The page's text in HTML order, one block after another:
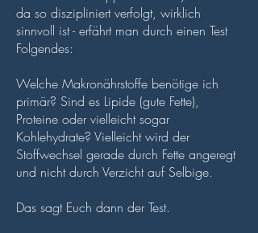
da so diszipliniert verfolgt, wirklich
sinnvoll ist - erfährt man durch einen Test
Folgendes:
Welche Makronährstoffe benötige ich
primär? Sind es Lipide (gute Fette),
Proteine oder vielleicht sogar
Kohlehydrate? Vielleicht wird der
Stoffwechsel gerade durch Fette angeregt
und nicht durch Verzicht auf Selbige.
Das sagt Euch dann der Test.